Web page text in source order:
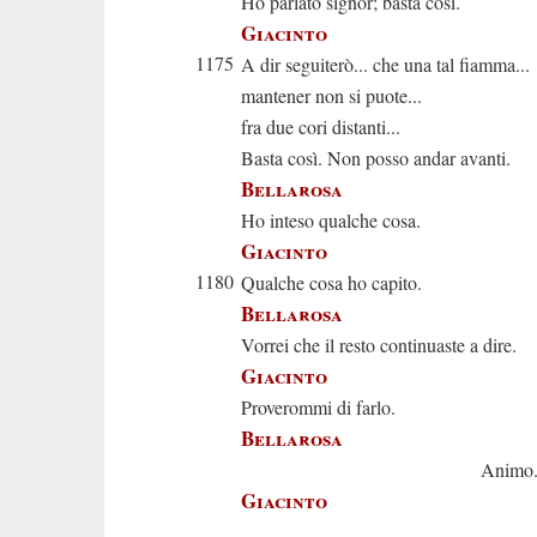
Giacinto
1175 A dir seguiterò... che una tal fiamma...
mantener non si puote...
fra due cori distanti...
Basta così. Non posso andar avanti.
Bellarosa
Ho inteso qualche cosa.
Giacinto
1180 Qualche cosa ho capito.
Bellarosa
Vorrei che il resto continuaste a dire.
Giacinto
Proverommi di farlo.
Bellarosa
Animo.
Giacinto